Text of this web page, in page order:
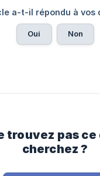
a-t-il répondu à vos
Oui Non
trouvez pas ce
cherchez ?